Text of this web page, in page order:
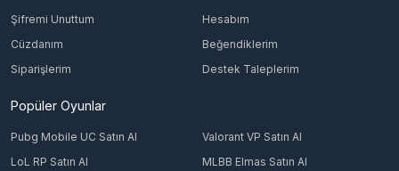
Şifremi Unuttum
Hesabım
Cüzdanım
Beğendiklerim
Siparişlerim
Destek Taleplerim
Popüler Oyunlar
Pubg Mobile UC Satın Al
Valorant VP Satın Al
LoL RP Satın Al
MLBB Elmas Satın Al